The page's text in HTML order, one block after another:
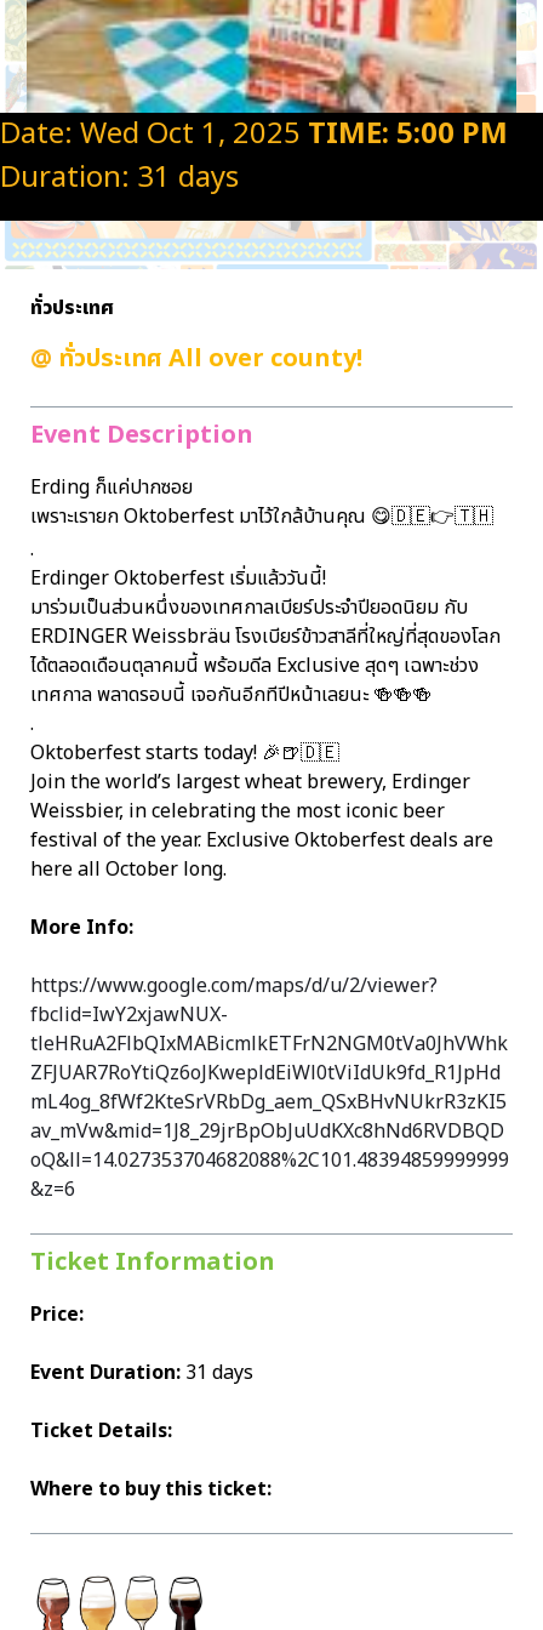
Date: Wed Oct 1, 2025 TIME: 5:00 PM
Duration: 31 days
ทั่วประเทศ
@ ทั่วประเทศ All over county!
Event Description
Erding ก็แค่ปากซอย
เพราะเรายก Oktoberfest มาไว้ใกล้บ้านคุณ 😋🇩🇪👉🇹🇭
.
Erdinger Oktoberfest เริ่มแล้ววันนี้!
มาร่วมเป็นส่วนหนึ่งของเทศกาลเบียร์ประจำปียอดนิยม กับ
ERDINGER Weissbräu โรงเบียร์ข้าวสาลีที่ใหญ่ที่สุดของโลก
ได้ตลอดเดือนตุลาคมนี้ พร้อมดีล Exclusive สุดๆ เฉพาะช่วง
เทศกาล พลาดรอบนี้ เจอกันอีกทีปีหน้าเลยนะ 🍻🍻🍻
.
Oktoberfest starts today! 🎉🍺🇩🇪
Join the world’s largest wheat brewery, Erdinger
Weissbier, in celebrating the most iconic beer
festival of the year. Exclusive Oktoberfest deals are
here all October long.
More Info:
https://www.google.com/maps/d/u/2/viewer?
fbclid=IwY2xjawNUX-
tleHRuA2FlbQIxMABicmlkETFrN2NGM0tVa0JhVWhk
ZFJUAR7RoYtiQz6oJKwepldEiWl0tViIdUk9fd_R1JpHd
mL4og_8fWf2KteSrVRbDg_aem_QSxBHvNUkrR3zKI5
av_mVw&mid=1J8_29jrBpObJuUdKXc8hNd6RVDBQD
oQ&ll=14.027353704682088%2C101.48394859999999
&z=6
Ticket Information
Price:
Event Duration: 31 days
Ticket Details:
Where to buy this ticket: